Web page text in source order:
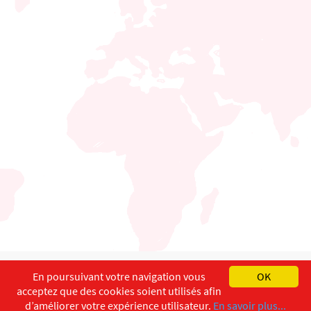
English Français
Copyright ©ISEC-AdW Aspects légaux
OK
En poursuivant votre navigation vous
acceptez que des cookies soient utilisés afin
d’améliorer votre expérience utilisateur. En savoir plus...